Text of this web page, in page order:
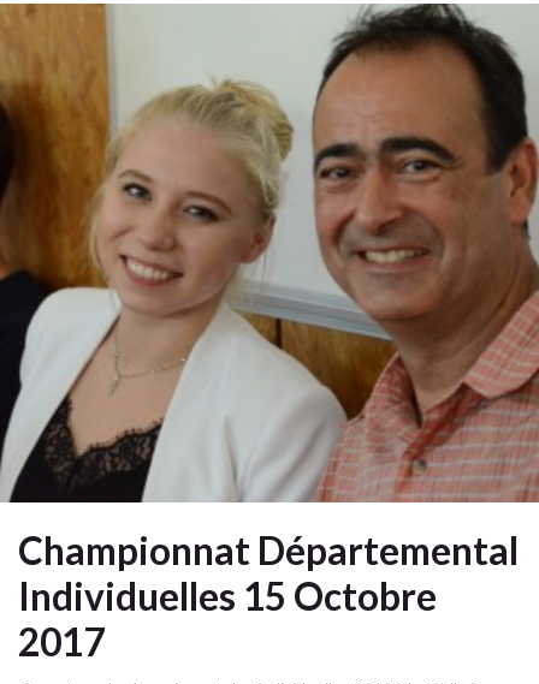
Championnat Départemental
Individuelles 15 Octobre
2017